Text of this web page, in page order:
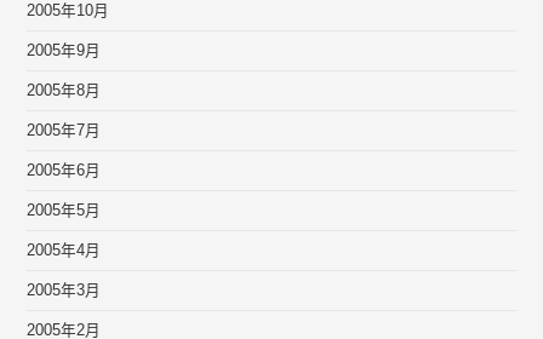
2005年10月
2005年9月
2005年8月
2005年7月
2005年6月
2005年5月
2005年4月
2005年3月
2005年2月